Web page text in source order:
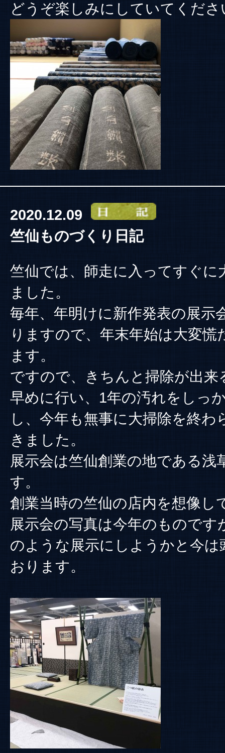
どうぞ楽しみにしていてくださ
2020.12.09
竺仙ものづくり日記
竺仙では、師走に入ってすぐに
ました。
毎年、年明けに新作発表の展示
りますので、年末年始は大変慌
ます。
ですので、きちんと掃除が出来
早めに行い、1年の汚れをしっ
し、今年も無事に大掃除を終わ
きました。
展示会は竺仙創業の地である浅
す。
創業当時の竺仙の店内を想像し
展示会の写真は今年のものです
のような展示にしようかと今は
おります。